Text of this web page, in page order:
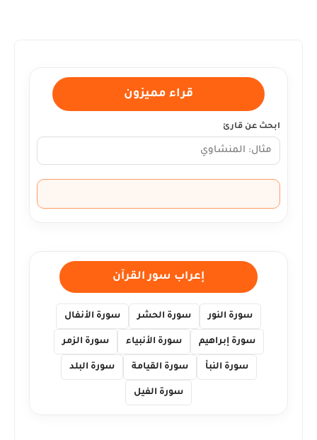
قراء مميزون
ابحث عن قارئ
إعراب سور القرآن
سورة النور سورة الحشر سورة الأنفال
سورة إبراهيم سورة الأنبياء سورة الزمر
سورة النبأ سورة القيامة سورة البلد
سورة الفيل